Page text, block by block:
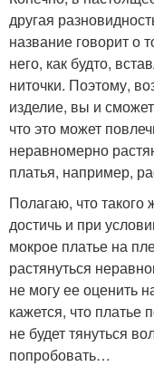
другая
название говорит о
него, как будто,
ниточки. Поэтому,
изделие, вы и
что это может
неравномерно
платья, например,
Полагаю, что
достичь и при
мокрое платье на
растянуться
не могу ее оценить
кажется, что платье
не будет тянуться
попробовать…